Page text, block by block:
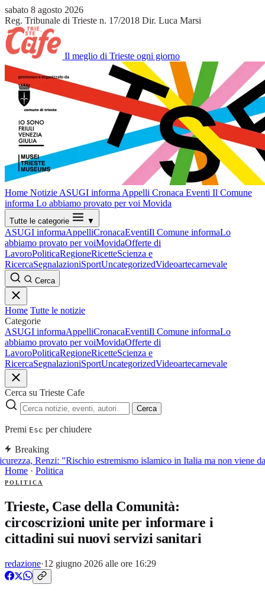
sabato 8 agosto 2026
Reg. Tribunale di Trieste n. 17/2018 Dir. Luca Marsi
Il meglio di Trieste ogni giorno
Home Notizie ASUGI informa Appelli Cronaca Eventi Il Comune
informa Lo abbiamo provato per voi Movida
Tutte le categorie ▼
ASUGI informaAppelliCronacaEventiIl Comune informaLo
abbiamo provato per voiMovidaOfferte di
LavoroPoliticaRegioneRicetteScienza e
RicercaSegnalazioniSportUncategorizedVideoartecarnevale
Cerca
Home Tutte le notizie
Categorie
ASUGI informaAppelliCronacaEventiIl Comune informaLo
abbiamo provato per voiMovidaOfferte di
LavoroPoliticaRegioneRicetteScienza e
RicercaSegnalazioniSportUncategorizedVideoartecarnevale
Cerca su Trieste Cafe
Cerca
Premi Esc per chiudere
Breaking
Renzi: "Rischio estremismo islamico in Italia ma non viene
Home · Politica
POLITICA
Trieste, Case della Comunità:
circoscrizioni unite per informare i
cittadini sui nuovi servizi sanitari
redazione·12 giugno 2026 alle ore 16:29